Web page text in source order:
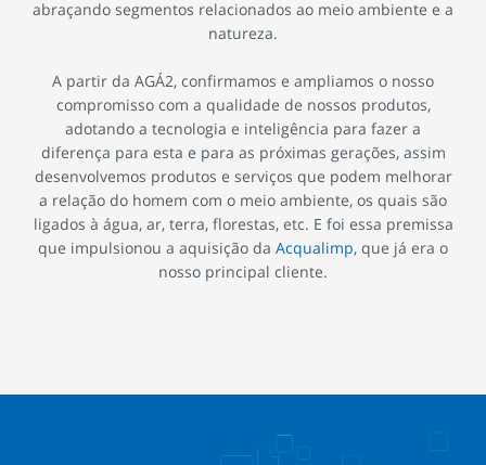
abraçando segmentos relacionados ao meio ambiente e a
natureza.
A partir da AGÁ2, confirmamos e ampliamos o nosso
compromisso com a qualidade de nossos produtos,
adotando a tecnologia e inteligência para fazer a
diferença para esta e para as próximas gerações, assim
desenvolvemos produtos e serviços que podem melhorar
a relação do homem com o meio ambiente, os quais são
ligados à água, ar, terra, florestas, etc. E foi essa premissa
que impulsionou a aquisição da Acqualimp, que já era o
nosso principal cliente.